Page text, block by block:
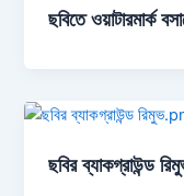
ছবিতে ওয়াটারমার্ক
ছবির ব্যাকগ্রাউন্ড